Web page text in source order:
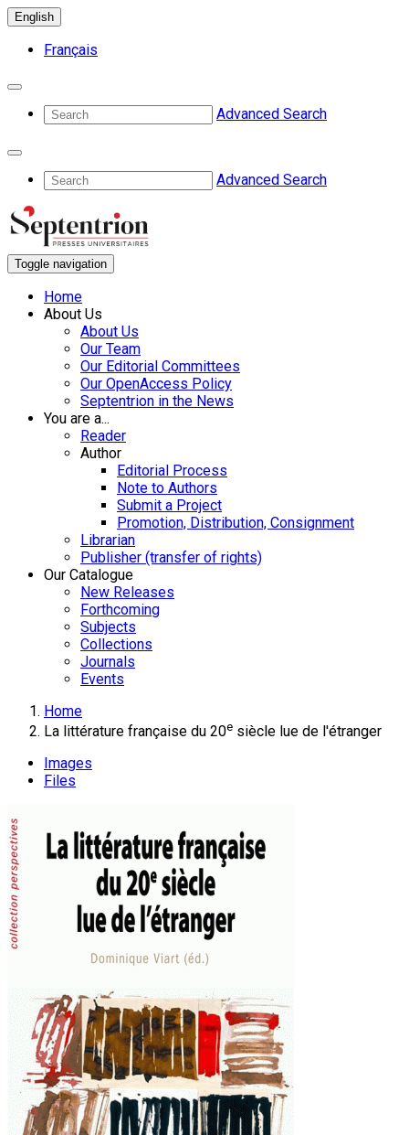
English
Français
Advanced Search
Advanced Search
Toggle navigation
Home
About Us
About Us
Our Team
Our Editorial Committees
Our OpenAccess Policy
Septentrion in the News
You are a...
Reader
Author
Editorial Process
Note to Authors
Submit a Project
Promotion, Distribution, Consignment
Librarian
Publisher (transfer of rights)
Our Catalogue
New Releases
Forthcoming
Subjects
Collections
Journals
Events
Home
La littérature française du 20e siècle lue de l'étranger
Images
Files